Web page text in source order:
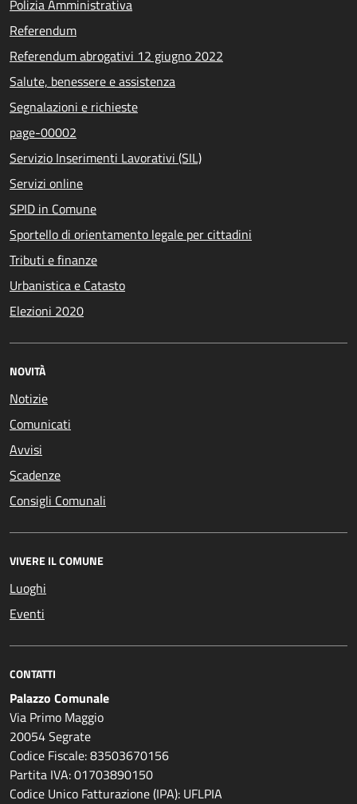
Polizia Amministrativa
Referendum
Referendum abrogativi 12 giugno 2022
Salute, benessere e assistenza
Segnalazioni e richieste
page-00002
Servizio Inserimenti Lavorativi (SIL)
Servizi online
SPID in Comune
Sportello di orientamento legale per cittadini
Tributi e finanze
Urbanistica e Catasto
Elezioni 2020
NOVITÀ
Notizie
Comunicati
Avvisi
Scadenze
Consigli Comunali
VIVERE IL COMUNE
Luoghi
Eventi
CONTATTI
Palazzo Comunale
Via Primo Maggio
20054 Segrate
Codice Fiscale: 83503670156
Partita IVA: 01703890150
Codice Unico Fatturazione (IPA): UFLPIA